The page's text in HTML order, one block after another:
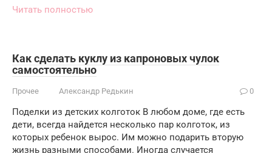
Читать полностью
Как сделать куклу из капроновых чулок
самостоятельно
Прочее Александр Редькин 0
Поделки из детских колготок В любом доме, где есть
дети, всегда найдется несколько пар колготок, из
которых ребенок вырос. Им можно подарить вторую
жизнь разными способами. Иногда случается